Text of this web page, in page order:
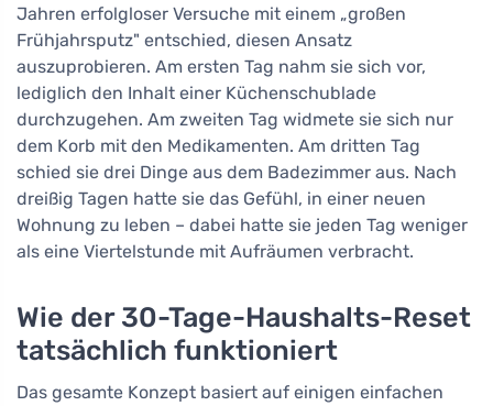
Jahren erfolgloser Versuche mit einem „großen
Frühjahrsputz" entschied, diesen Ansatz
auszuprobieren. Am ersten Tag nahm sie sich vor,
lediglich den Inhalt einer Küchensch­ublade
durchzugehen. Am zweiten Tag widmete sie sich nur
dem Korb mit den Medikamenten. Am dritten Tag
schied sie drei Dinge aus dem Badezimmer aus. Nach
dreißig Tagen hatte sie das Gefühl, in einer neuen
Wohnung zu leben – dabei hatte sie jeden Tag weniger
als eine Viertelstunde mit Aufräumen verbracht.
Wie der 30-Tage-Haushalts-Reset
tatsächlich funktioniert
Das gesamte Konzept basiert auf einigen einfachen